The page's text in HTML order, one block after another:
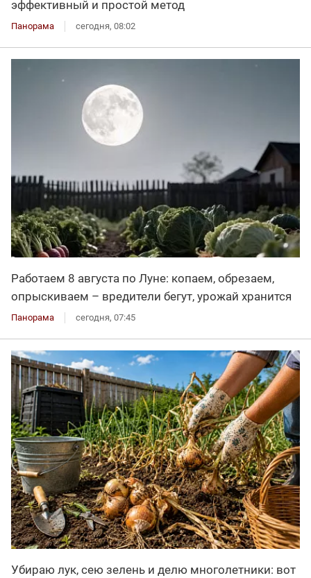
эффективный и простой метод
Панорама сегодня, 08:02
Работаем 8 августа по Луне: копаем, обрезаем,
опрыскиваем – вредители бегут, урожай хранится
Панорама сегодня, 07:45
Убираю лук, сею зелень и делю многолетники: вот